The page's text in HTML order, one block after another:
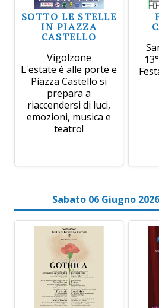
SOTTO LE STELLE
IN PIAZZA
CASTELLO
Vigolzone
L'estate è alle porte e
Piazza Castello si
prepara a
riaccendersi di luci,
emozioni, musica e
teatro!
Sabato 06 Giugno 2026